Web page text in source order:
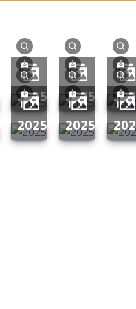
2025 2025
2025 2025